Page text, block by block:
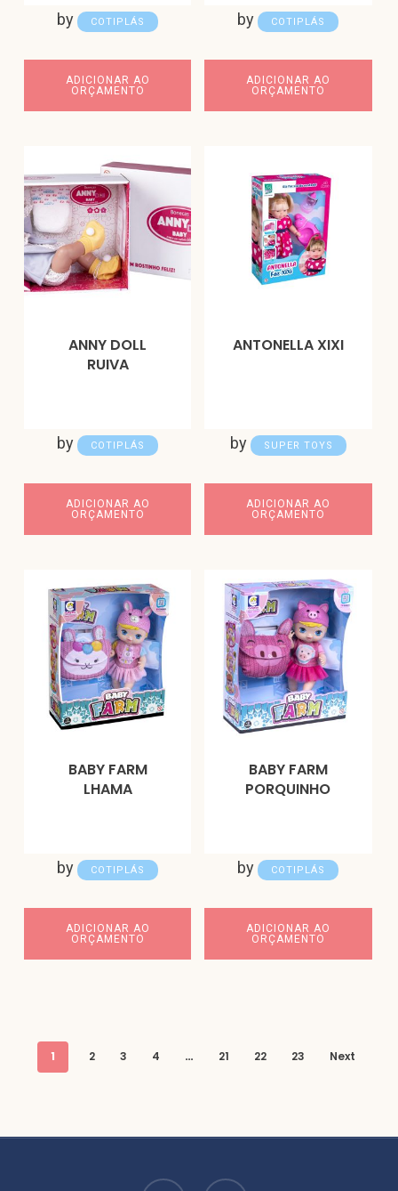
by COTIPLÁS
ADICIONAR AO
ORÇAMENTO
by COTIPLÁS
ADICIONAR AO
ORÇAMENTO
ANNY DOLL
RUIVA
by COTIPLÁS
ADICIONAR AO
ORÇAMENTO
ANTONELLA XIXI
by SUPER TOYS
ADICIONAR AO
ORÇAMENTO
BABY FARM
LHAMA
by COTIPLÁS
ADICIONAR AO
ORÇAMENTO
BABY FARM
PORQUINHO
by COTIPLÁS
ADICIONAR AO
ORÇAMENTO
1 2 3 4 … 21 22 23 Next
facebook instagram